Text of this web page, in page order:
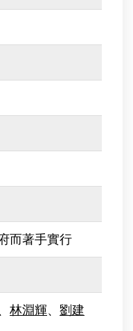
而著手實行
林淵輝、 劉建